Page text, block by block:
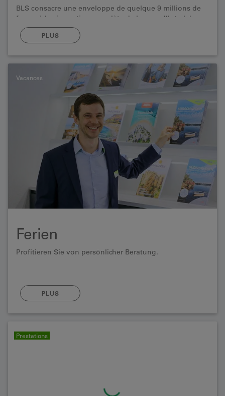
BLS consacre une enveloppe de quelque 9 millions de
francs à la rénovation complète de la gare d’Interlaken
West, qui date de 1920, afin d’en faire un lieu attrayant
et animé.PLUS
Vacances
Ferien
Profitieren Sie von persönlicher Beratung.
PLUS
Prestations